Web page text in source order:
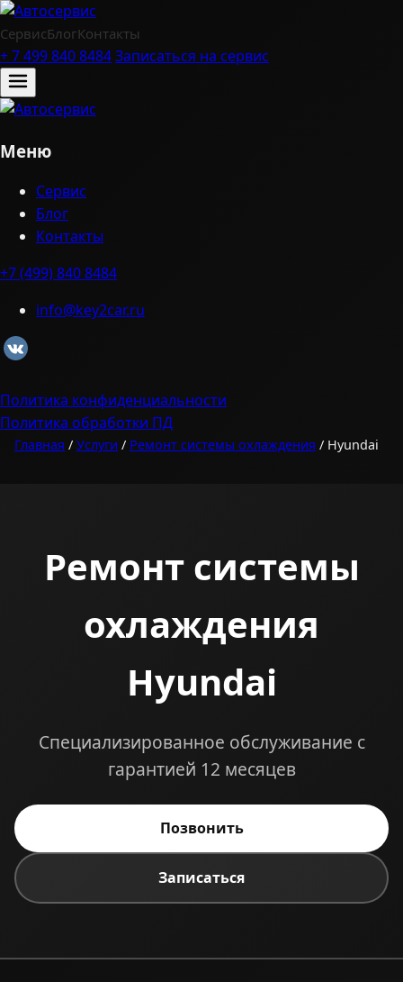
СервисБлогКонтакты
+ 7 499 840 8484Записаться на сервис
Меню
Сервис
Блог
Контакты
+7 (499) 840 8484
info@key2car.ru
Политика конфиденциальности
Политика обработки ПД
Главная / Услуги / Ремонт системы охлаждения / Hyundai
Ремонт системы
охлаждения
Hyundai
Специализированное обслуживание с
гарантией 12 месяцев
Позвонить
Записаться